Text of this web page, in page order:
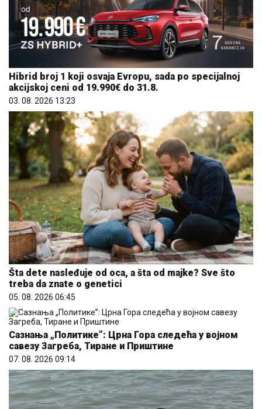
Hibrid broj 1 koji osvaja Evropu, sada po specijalnoj
akcijskoj ceni od 19.990€ do 31.8.
03. 08. 2026 13:23
Šta dete nasleđuje od oca, a šta od majke? Sve što
treba da znate o genetici
05. 08. 2026 06:45
Сазнања „Политике”: Црна Гора следећа у војном
савезу Загреба, Тиране и Приштине
07. 08. 2026 09:14